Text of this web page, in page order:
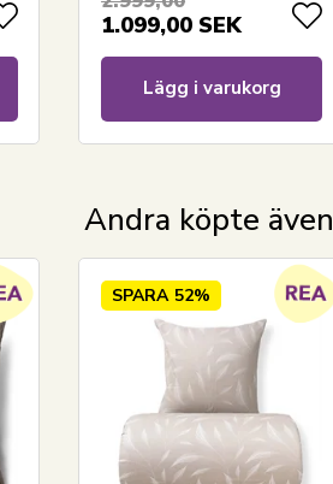
Läs vår guide till sängkläder
Se vårt stora utbud av lakan
Se vårt stora utbud av kuddar 60x63
Har du frågor om produkten?
1.099,00 SEK
Lägg i varukorg
Andra köpte även
SPARA 52%